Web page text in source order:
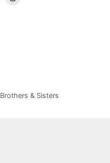
& Sisters